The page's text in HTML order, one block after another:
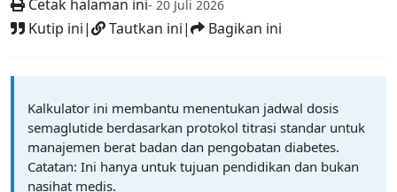
Cetak halaman ini- 20 Juli 2026
Kutip ini| Tautkan ini| Bagikan ini
Kalkulator ini membantu menentukan jadwal dosis
semaglutide berdasarkan protokol titrasi standar untuk
manajemen berat badan dan pengobatan diabetes.
Catatan: Ini hanya untuk tujuan pendidikan dan bukan
nasihat medis.